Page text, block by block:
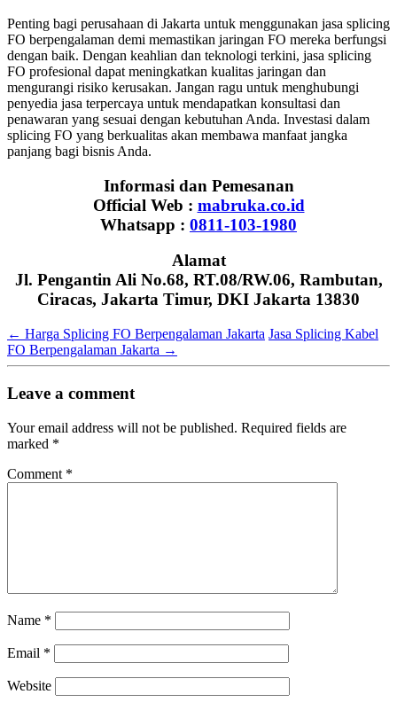
Penting bagi perusahaan di Jakarta untuk menggunakan jasa splicing
FO berpengalaman demi memastikan jaringan FO mereka berfungsi
dengan baik. Dengan keahlian dan teknologi terkini, jasa splicing
FO profesional dapat meningkatkan kualitas jaringan dan
mengurangi risiko kerusakan. Jangan ragu untuk menghubungi
penyedia jasa terpercaya untuk mendapatkan konsultasi dan
penawaran yang sesuai dengan kebutuhan Anda. Investasi dalam
splicing FO yang berkualitas akan membawa manfaat jangka
panjang bagi bisnis Anda.
Informasi dan Pemesanan
Official Web : mabruka.co.id
Whatsapp : 0811-103-1980
Alamat
Jl. Pengantin Ali No.68, RT.08/RW.06, Rambutan,
Ciracas, Jakarta Timur, DKI Jakarta 13830
← Harga Splicing FO Berpengalaman Jakarta Jasa Splicing Kabel
FO Berpengalaman Jakarta →
Leave a comment
Your email address will not be published. Required fields are
marked *
Comment *
Name *
Email *
Website